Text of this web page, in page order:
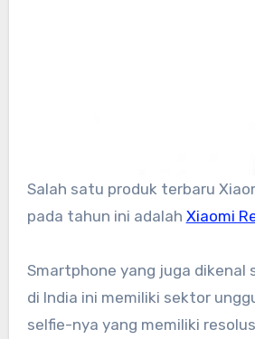
Salah satu produk terbaru
pada tahun ini adalah Xiaomi
Smartphone yang juga dikenal
di India ini memiliki sektor
selfie-nya yang memiliki